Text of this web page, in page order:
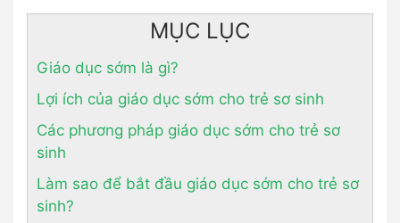
MỤC LỤC
Giáo dục sớm là gì?
Lợi ích của giáo dục sớm cho trẻ sơ sinh
Các phương pháp giáo dục sớm cho trẻ sơ
sinh
Làm sao để bắt đầu giáo dục sớm cho trẻ sơ
sinh?